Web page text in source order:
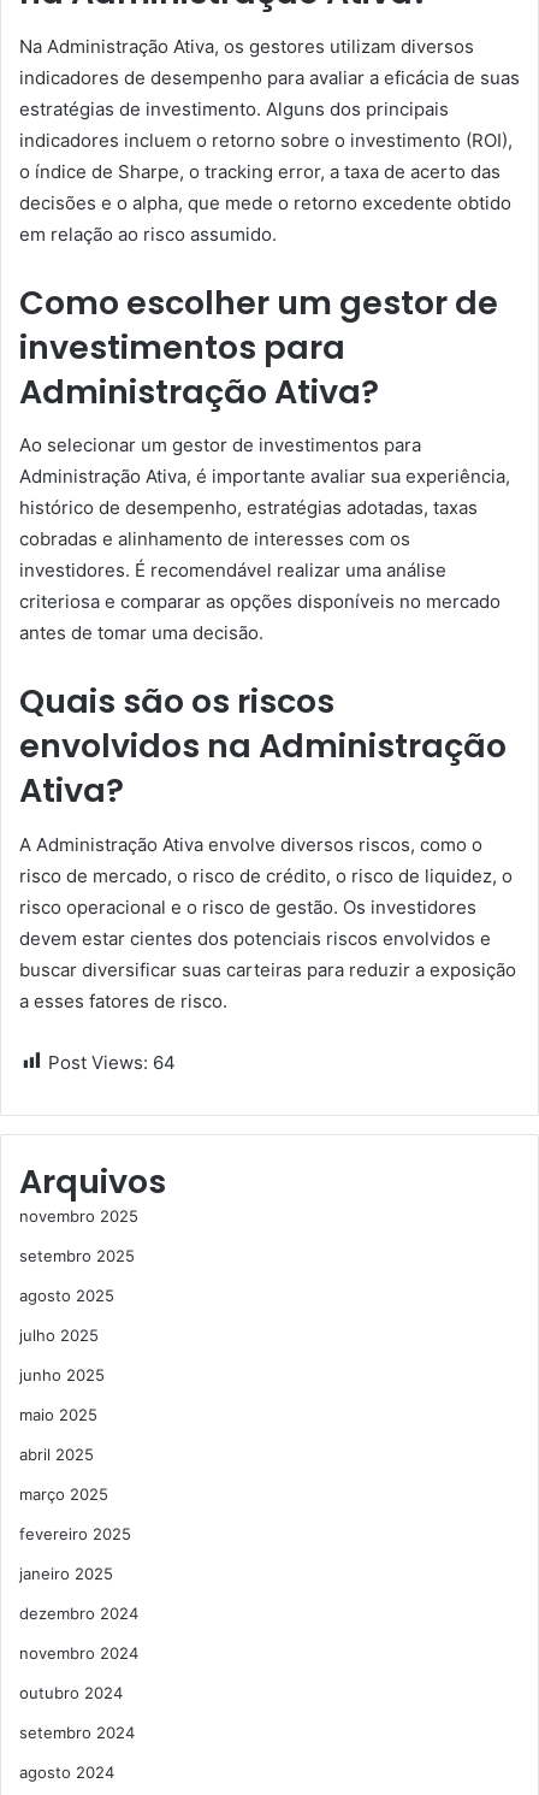
Na Administração Ativa, os gestores utilizam diversos
indicadores de desempenho para avaliar a eficácia de suas
estratégias de investimento. Alguns dos principais
indicadores incluem o retorno sobre o investimento (ROI),
o índice de Sharpe, o tracking error, a taxa de acerto das
decisões e o alpha, que mede o retorno excedente obtido
em relação ao risco assumido.
Como escolher um gestor de
investimentos para
Administração Ativa?
Ao selecionar um gestor de investimentos para
Administração Ativa, é importante avaliar sua experiência,
histórico de desempenho, estratégias adotadas, taxas
cobradas e alinhamento de interesses com os
investidores. É recomendável realizar uma análise
criteriosa e comparar as opções disponíveis no mercado
antes de tomar uma decisão.
Quais são os riscos
envolvidos na Administração
Ativa?
A Administração Ativa envolve diversos riscos, como o
risco de mercado, o risco de crédito, o risco de liquidez, o
risco operacional e o risco de gestão. Os investidores
devem estar cientes dos potenciais riscos envolvidos e
buscar diversificar suas carteiras para reduzir a exposição
a esses fatores de risco.
Post Views: 64
Arquivos
novembro 2025
setembro 2025
agosto 2025
julho 2025
junho 2025
maio 2025
abril 2025
março 2025
fevereiro 2025
janeiro 2025
dezembro 2024
novembro 2024
outubro 2024
setembro 2024
agosto 2024